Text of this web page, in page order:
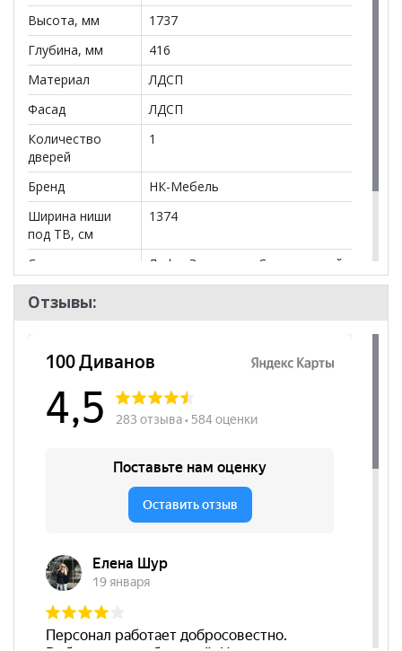
Высота, мм
1737
Глубина, мм
416
Материал
ЛДСП
Фасад
ЛДСП
Количество
дверей
1
Бренд
НК-Мебель
Ширина ниши
под ТВ, см
1374
Стиль
Лофт, Эко-стиль, Современный
Комната
Пол
Отзывы: